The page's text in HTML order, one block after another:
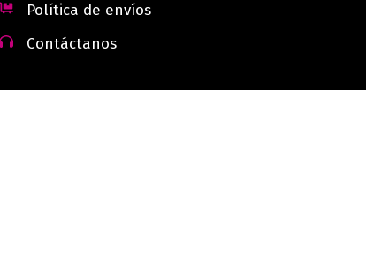
Política de envíos
Contáctanos